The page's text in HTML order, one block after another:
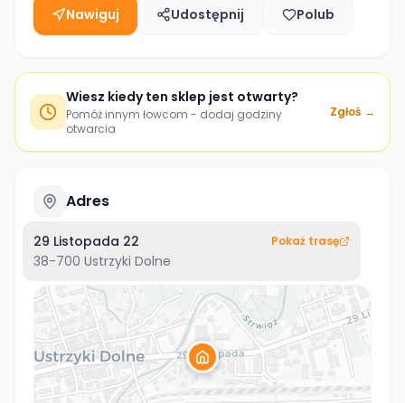
Nawiguj Udostępnij Polub
Wiesz kiedy ten sklep jest otwarty?
Pomóż innym łowcom - dodaj godziny
otwarcia
Zgłoś →
Adres
29 Listopada 22
38-700 Ustrzyki Dolne
Pokaż trasę